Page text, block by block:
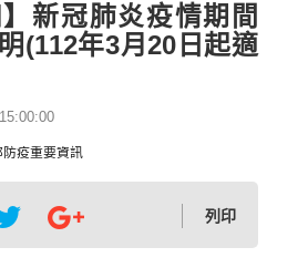
】新冠肺炎疫情期間
(112年3月20日起適
防疫重要資訊
列印